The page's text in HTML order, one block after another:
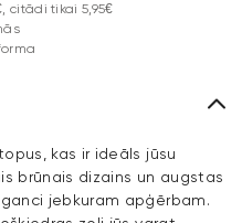
citādi tikai 5,95€
kas ir ideāls jūsu
brūnais dizains un augstas
jebkuram apģērbam.